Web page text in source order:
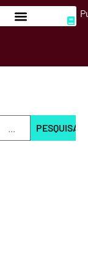
PESQUISAR